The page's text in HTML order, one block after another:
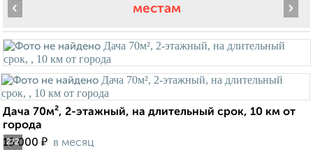
местам
2/2
‹ ›
Дача 70м², 2-этажный, на длительный срок, 10 км от
города
15 000 ₽ в месяц